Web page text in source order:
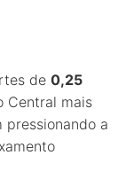
de 0,25
Central mais
pressionando a